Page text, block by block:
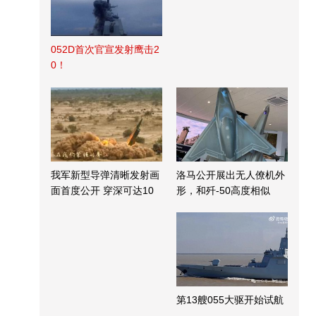
052D首次官宣发射鹰击2
0！
我军新型导弹清晰发射画
面首度公开 穿深可达10
洛马公开展出无人僚机外
形，和歼-50高度相似
第13艘055大驱开始试航